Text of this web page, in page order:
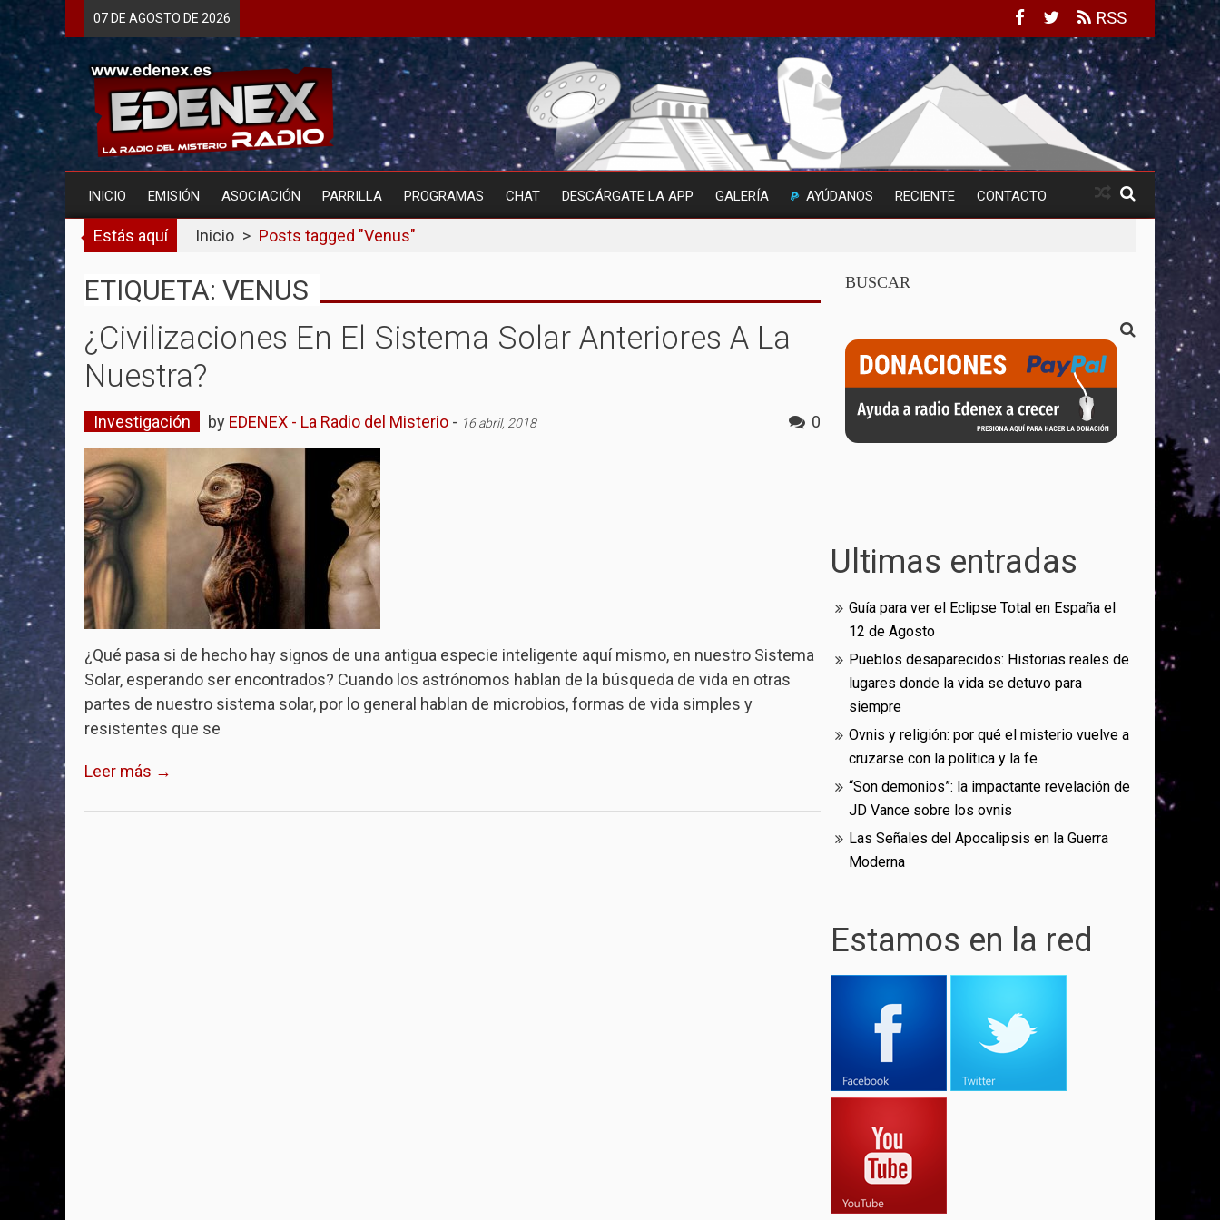
Skip
to
content
07 DE AGOSTO DE 2026 RSS
INICIO EMISIÓN ASOCIACIÓN PARRILLA PROGRAMAS CHAT DESCÁRGATE LA APP GALERÍA AYÚDANOS RECIENTE CONTACTO
Estás aquí Inicio > Posts tagged "Venus"
ETIQUETA: VENUS
¿Civilizaciones En El Sistema Solar Anteriores A La
Nuestra?
Investigación by EDENEX - La Radio del Misterio - 16 abril, 2018 0
¿Qué pasa si de hecho hay signos de una antigua especie inteligente aquí mismo, en nuestro Sistema
Solar, esperando ser encontrados? Cuando los astrónomos hablan de la búsqueda de vida en otras
partes de nuestro sistema solar, por lo general hablan de microbios, formas de vida simples y
resistentes que se
Leer más →
BUSCAR
Ultimas entradas
Guía para ver el Eclipse Total en España el
12 de Agosto
Pueblos desaparecidos: Historias reales de
lugares donde la vida se detuvo para
siempre
Ovnis y religión: por qué el misterio vuelve a
cruzarse con la política y la fe
“Son demonios”: la impactante revelación de
JD Vance sobre los ovnis
Las Señales del Apocalipsis en la Guerra
Moderna
Estamos en la red